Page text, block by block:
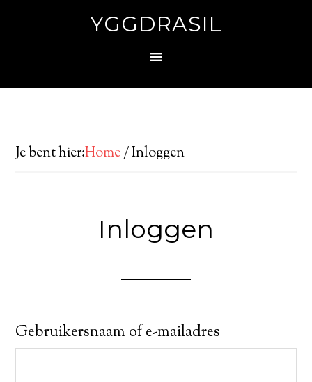
YGGDRASIL
Je bent hier:Home/Inloggen
Inloggen
Gebruikersnaam of e-mailadres